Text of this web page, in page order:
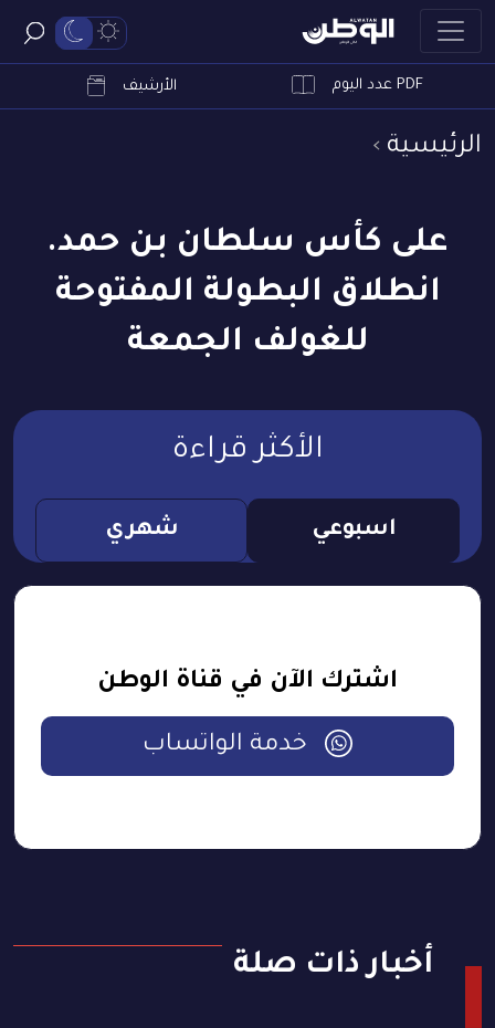
PDF عدد اليوم الأرشيف
الرئيسية
على كأس سلطان بن حمد.
انطلاق البطولة المفتوحة
للغولف الجمعة
الأكثر قراءة
اسبوعي شهري
اشترك الآن في قناة الوطن
خدمة الواتساب
أخبار ذات صلة